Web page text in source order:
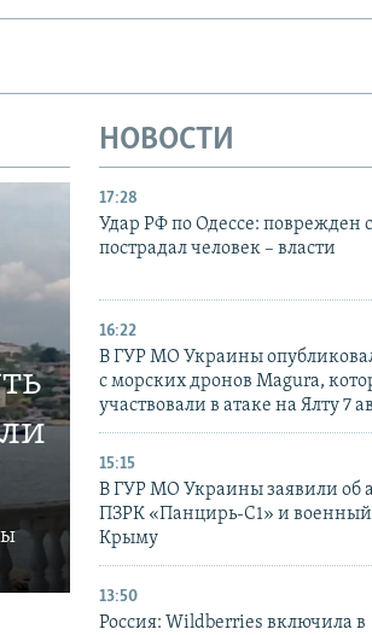
НОВОСТИ
17:28
Удар РФ по Одессе: поврежден
пострадал человек – власти
16:22
В ГУР МО Украины
с морских дронов Magura,
участвовали в атаке на Ялту 7
15:15
В ГУР МО Украины заявили об
ПЗРК «Панцирь-С1» и военный
Крыму
13:50
Россия: Wildberries включила в